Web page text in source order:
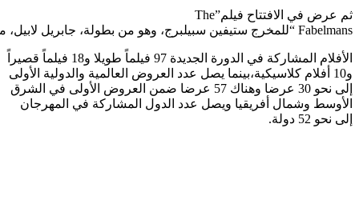
ثم عرض في الافتتاح فيلم”The
Fabelmans “للمخرج ستيفين سبيلبرج، وهو من بطولة، جابريل لابيل، ميشيلويليامز، بول دانو، سيث روجن، جيني برلين، جوليا باترز، روبن بارتليت، كيلي كارستن، جود هيرش، إيزابيل كوسمان،كوبر دودسون، ومن تأليف ستيفين سبيلبرج و توني كوشنر، وإخراج ستيفين سبيلبرج.
الأفلام المشاركة في الدورة الجديدة 97 فيلماً طويلا و18 فيلماً قصيراً
و10 أفلام كلاسيكية،بينما يصل عدد العروض العالمية والدولية الأولى
إلى نحو 30 عرضا وهناك 57 عرضا ضمن العروض الأولى في الشرق
الأوسط وشمال أفريقيا ويصل عدد الدول المشاركة في المهرجان
إلى نحو 52 دولة.